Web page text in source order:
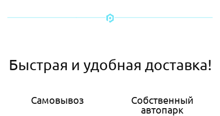
Быстрая и удобная доставка!
Самовывоз
Собственный
автопарк